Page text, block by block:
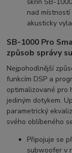
nad
akusticky
SB-1000 Pro
způsob správy
Nejpohodlnější
funkcím DSP a
optimalizované pro
jediným dotykem.
parametrický
svého oblíbeného
Připojuje se
subwoofer v